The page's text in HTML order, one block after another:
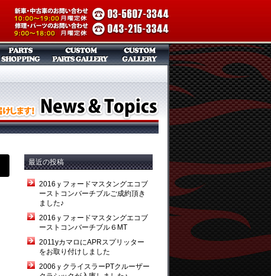
最近の投稿
2016ｙフォードマスタングエコブ
ーストコンバーチブルご成約頂き
ました♪
2016ｙフォードマスタングエコブ
ーストコンバーチブル６MT
2011yカマロにAPRスプリッター
をお取り付けしました
2006ｙクライスラーPTクルーザー